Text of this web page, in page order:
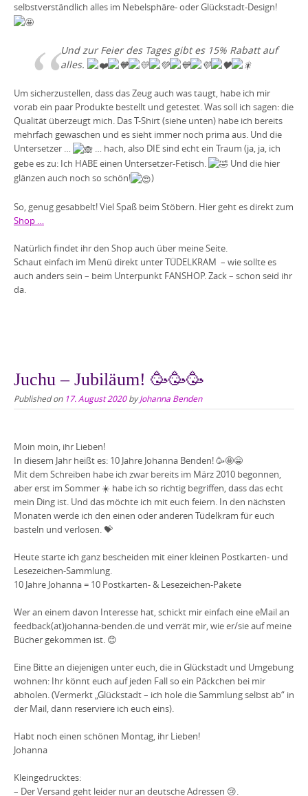
selbstverständlich alles im Nebelsphäre- oder Glückstadt-Design!
Und zur Feier des Tages gibt es 15% Rabatt auf
alles.
Um sicherzustellen, dass das Zeug auch was taugt, habe ich mir
vorab ein paar Produkte bestellt und getestet. Was soll ich sagen: die
Qualität überzeugt mich. Das T-Shirt (siehe unten) habe ich bereits
mehrfach gewaschen und es sieht immer noch prima aus. Und die
Untersetzer …
… hach, also DIE sind echt ein Traum (ja, ja, ich
gebe es zu: Ich HABE einen Untersetzer-Fetisch.
Und die hier
glänzen auch noch so schön!
)
So, genug gesabbelt! Viel Spaß beim Stöbern. Hier geht es direkt zum
Shop …
Natürlich findet ihr den Shop auch über meine Seite.
Schaut einfach im Menü direkt unter TÜDELKRAM – wie sollte es
auch anders sein – beim Unterpunkt FANSHOP. Zack – schon seid ihr
da.
Juchu – Jubiläum! 🥳🥳🥳
Published on 17. August 2020byJohanna Benden
Moin moin, ihr Lieben!
In diesem Jahr heißt es: 10 Jahre Johanna Benden!🥳🤩😁
Mit dem Schreiben habe ich zwar bereits im März 2010 begonnen,
aber erst im Sommer☀️ habe ich so richtig begriffen, dass das echt
mein Ding ist. Und das möchte ich mit euch feiern. In den nächsten
Monaten werde ich den einen oder anderen Tüdelkram für euch
basteln und verlosen.💝
Heute starte ich ganz bescheiden mit einer kleinen Postkarten- und
Lesezeichen-Sammlung.
10 Jahre Johanna = 10 Postkarten- & Lesezeichen-Pakete
Wer an einem davon Interesse hat, schickt mir einfach eine eMail an
feedback(at)johanna-benden.de und verrät mir, wie er/sie auf meine
Bücher gekommen ist. 😊
Eine Bitte an diejenigen unter euch, die in Glückstadt und Umgebung
wohnen: Ihr könnt euch auf jeden Fall so ein Päckchen bei mir
abholen. (Vermerkt „Glückstadt – ich hole die Sammlung selbst ab“ in
der Mail, dann reserviere ich euch eins).
Habt noch einen schönen Montag, ihr Lieben!
Johanna
Kleingedrucktes:
– Der Versand geht leider nur an deutsche Adressen 😢.